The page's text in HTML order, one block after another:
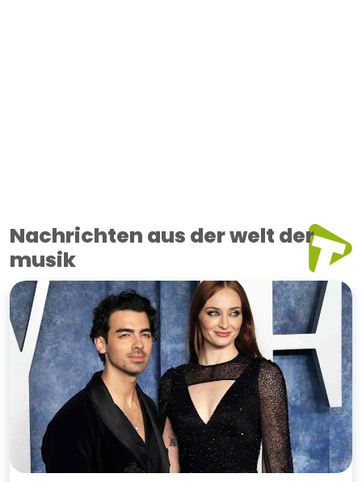
Nachrichten aus der welt der
musik